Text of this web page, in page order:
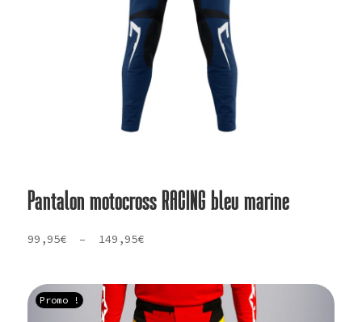
Pantalon motocross RACING bleu marine
99,95€ – 149,95€Plage
99,95€
à
Promo !